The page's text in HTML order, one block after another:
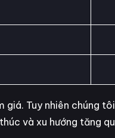
Tuy nhiên chúng
và xu hướng tăng